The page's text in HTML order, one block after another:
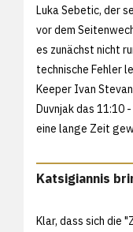
Luka Sebetic, der
vor dem
es zunächst nicht
technische Fehler
Keeper Ivan
Duvnjak das 11:10
eine lange Zeit
Katsigiannis
Klar, dass sich die